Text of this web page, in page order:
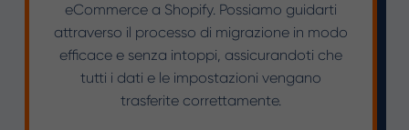
eCommerce a Shopify. Possiamo guidarti
attraverso il processo di migrazione in modo
efficace e senza intoppi, assicurandoti che
tutti i dati e le impostazioni vengano
trasferite correttamente.